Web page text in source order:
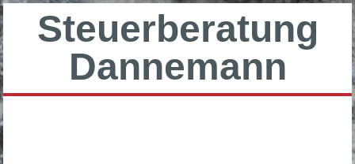
Steuerberatung
Dannemann